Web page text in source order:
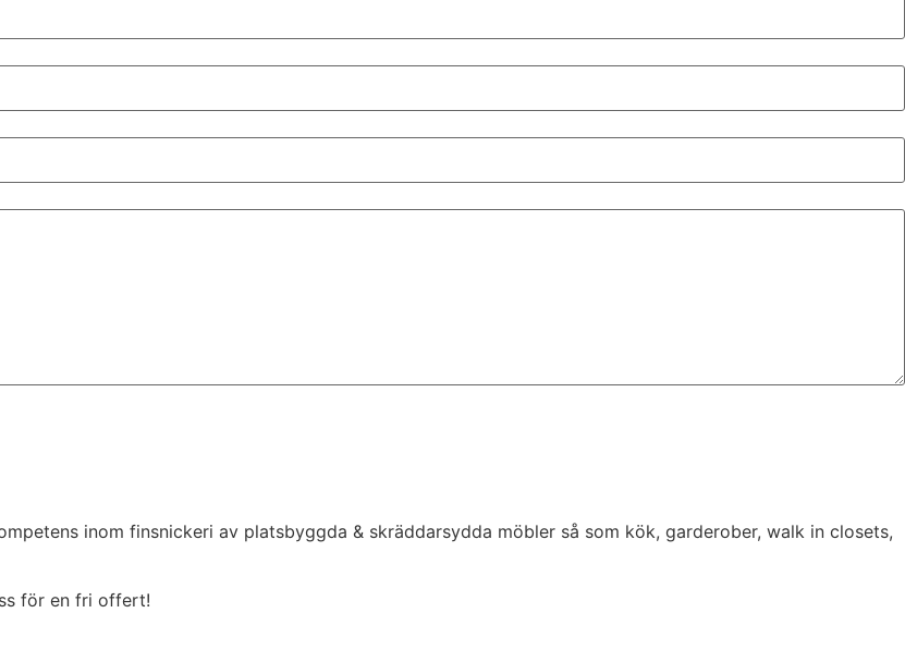
inom finsnickeri av platsbyggda & skräddarsydda möbler så som kök, garderober, walk in closets,
för en fri offert!